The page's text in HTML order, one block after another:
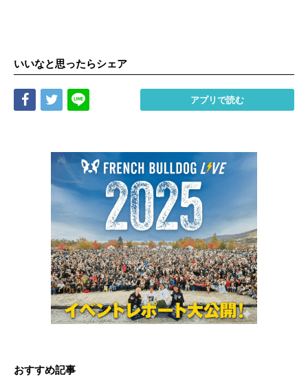
いいなと思ったらシェア
Share Tweet アプリで読む
おすすめ記事